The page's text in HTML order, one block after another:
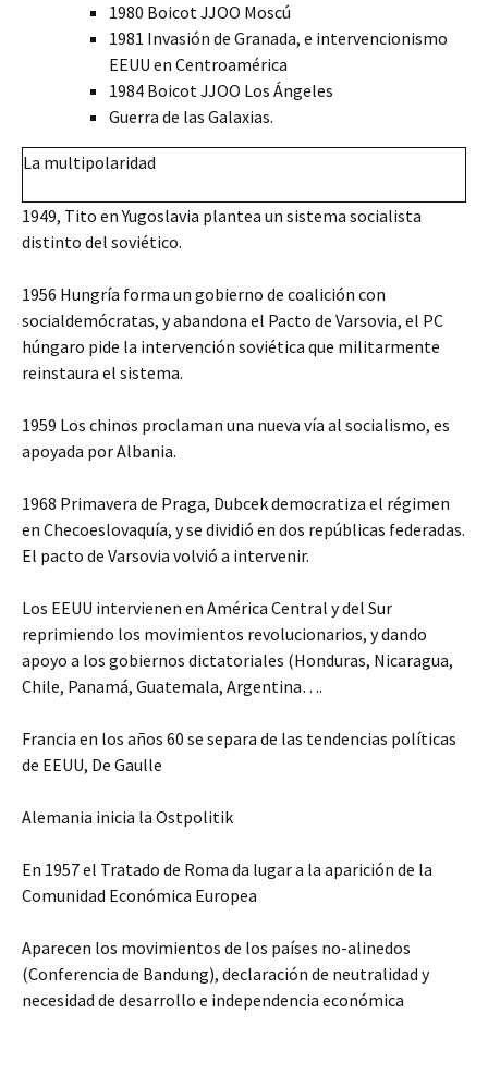
1980 Boicot JJOO Moscú
1981 Invasión de Granada, e intervencionismo
EEUU en Centroamérica
1984 Boicot JJOO Los Ángeles
Guerra de las Galaxias.
La multipolaridad
1949, Tito en Yugoslavia plantea un sistema socialista
distinto del soviético.
1956 Hungría forma un gobierno de coalición con
socialdemócratas, y abandona el Pacto de Varsovia, el PC
húngaro pide la intervención soviética que militarmente
reinstaura el sistema.
1959 Los chinos proclaman una nueva vía al socialismo, es
apoyada por Albania.
1968 Primavera de Praga, Dubcek democratiza el régimen
en Checoeslovaquía, y se dividió en dos repúblicas federadas.
El pacto de Varsovia volvió a intervenir.
Los EEUU intervienen en América Central y del Sur
reprimiendo los movimientos revolucionarios, y dando
apoyo a los gobiernos dictatoriales (Honduras, Nicaragua,
Chile, Panamá, Guatemala, Argentina….
Francia en los años 60 se separa de las tendencias políticas
de EEUU, De Gaulle
Alemania inicia la Ostpolitik
En 1957 el Tratado de Roma da lugar a la aparición de la
Comunidad Económica Europea
Aparecen los movimientos de los países no-alinedos
(Conferencia de Bandung), declaración de neutralidad y
necesidad de desarrollo e independencia económica